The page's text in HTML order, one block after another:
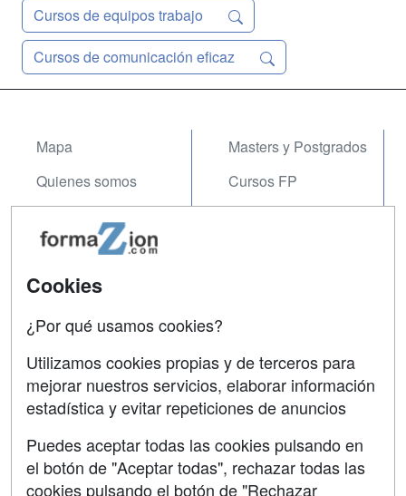
Cursos de equipos trabajo
Cursos de comunicación eficaz
Mapa
Quienes somos
Acceso Usuarios
Acceso Centros
Masters y Postgrados
Cursos FP
Contactar
Confidencialidad
Copyleft
SÍGUENOS EN:
Cookies
¿Por qué usamos cookies?
Utilizamos cookies propias y de terceros para
mejorar nuestros servicios, elaborar información
estadística y evitar repeticiones de anuncios
Puedes aceptar todas las cookies pulsando en
el botón de "Aceptar todas", rechazar todas las
cookies pulsando el botón de "Rechazar